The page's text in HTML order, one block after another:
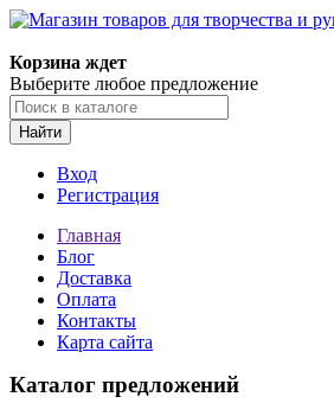
Корзина ждет
Выберите любое предложение
Найти
Вход
Регистрация
Главная
Блог
Доставка
Оплата
Контакты
Карта сайта
Каталог предложений